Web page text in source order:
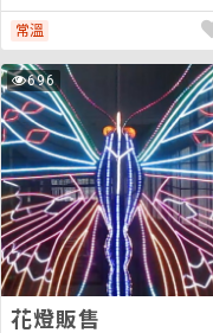
常溫
696
次
瀏
覽
花
燈
販
售
花燈販售